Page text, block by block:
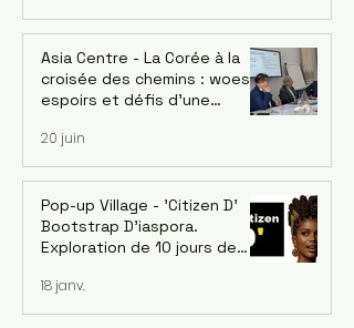
l'Afrique peut en apprendre
Asia Centre - La Corée à la
croisée des chemins : woes,
espoirs et défis d’une
Jaehoon Yoo, économiste et
ancien conseiller de la Banque
asiatique de développement
- le 18/06
20 juin
Pop-up Village - 'Citizen D'
Bootstrap D'iaspora.
Exploration de 10 jours de
émergent de Burkina Faso. 1-
10 Décembre 2026
18 janv.